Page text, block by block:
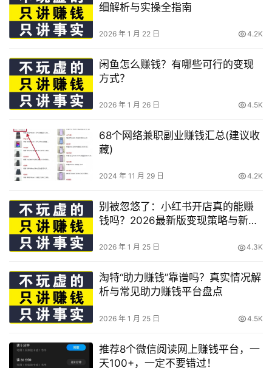
细解析与实操全指南
2026 年 1 月 22 日 4.2K
闲鱼怎么赚钱？有哪些可行的变现
方式？
2026 年 1 月 26 日 4.5K
68个网络兼职副业赚钱汇总(建议收
藏)
2024 年 11 月 29 日 4.2K
别被忽悠了：小红书开店真的能赚
钱吗？2026最新版变现策略与新手
2026 年 1 月 25 日 4.3K
淘特“助力赚钱”靠谱吗？真实情况解
析与常见助力赚钱平台盘点
2026 年 1 月 25 日 4.5K
推荐8个微信阅读网上赚钱平台，一
天100+，一定不要错过！